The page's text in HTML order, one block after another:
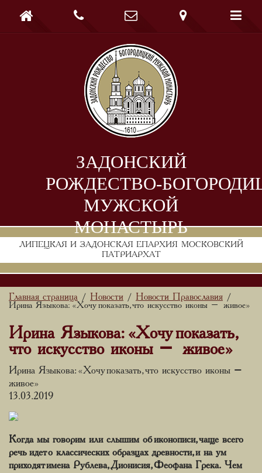
ЗАДОНСКИЙ
РОЖДЕСТВО-
МУЖСКОЙ
МОНАСТЫРЬ
ЛИПЕЦКАЯ И ЗАДОНСКАЯ ЕПАРХИЯ МОСКОВСКИЙ
ПАТРИАРХАТ
    
Главная страница / Новости / Новости Православия /
Ирина Языкова: «Хочу показать, что искусство иконы – живое»
Ирина Языкова: «Хочу показать,
что искусство иконы – живое»
Ирина Языкова: «Хочу показать, что искусство иконы –
живое»
13.03.2019
Когда мы говорим или слышим об иконописи, чаще всего
речь идет о классических образцах древности, и на ум
приходят имена Рублева, Дионисия, Феофана Грека. Чем